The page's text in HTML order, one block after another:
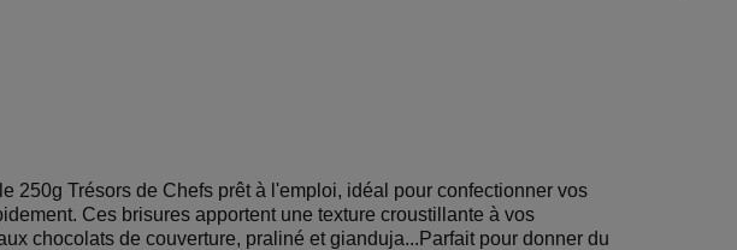
250g Trésors de Chefs prêt à l'emploi, idéal pour confectionner vos
Ces brisures apportent une texture croustillante à vos
chocolats de couverture, praliné et gianduja...Parfait pour donner du